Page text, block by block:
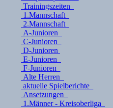
Trainingszeiten
1.Mannschaft
2.Mannschaft
A-Junioren
C-Junioren
D-Junioren
E-Junioren
F-Junioren
Alte Herren
aktuelle Spielberichte
Ansetzungen
1.Männer - Kreisoberliga